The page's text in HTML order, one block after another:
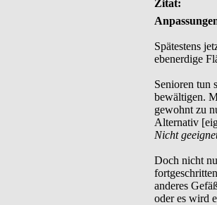
Zitat:
Spätestens
ebenerdige
Senioren tun
bewältigen.
gewohnt zu
Alternativ
Nicht
Doch nicht
anderes
oder es wird